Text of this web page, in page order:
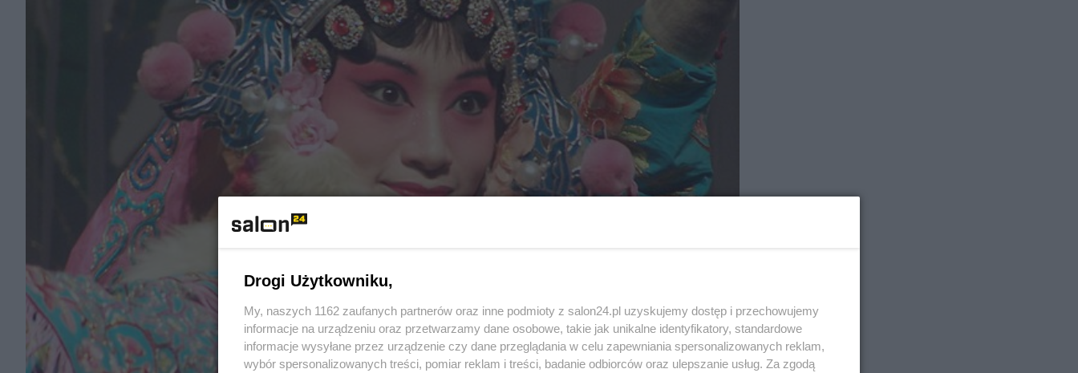
Drogi Użytkowniku,
My, naszych 1162 zaufanych partnerów oraz inne podmioty z salon24.pl uzyskujemy dostęp i przechowujemy
informacje na urządzeniu oraz przetwarzamy dane osobowe, takie jak unikalne identyfikatory, standardowe
informacje wysyłane przez urządzenie czy dane przeglądania w celu zapewniania spersonalizowanych reklam,
wybór spersonalizowanych treści, pomiar reklam i treści, badanie odbiorców oraz ulepszanie usług. Za zgodą